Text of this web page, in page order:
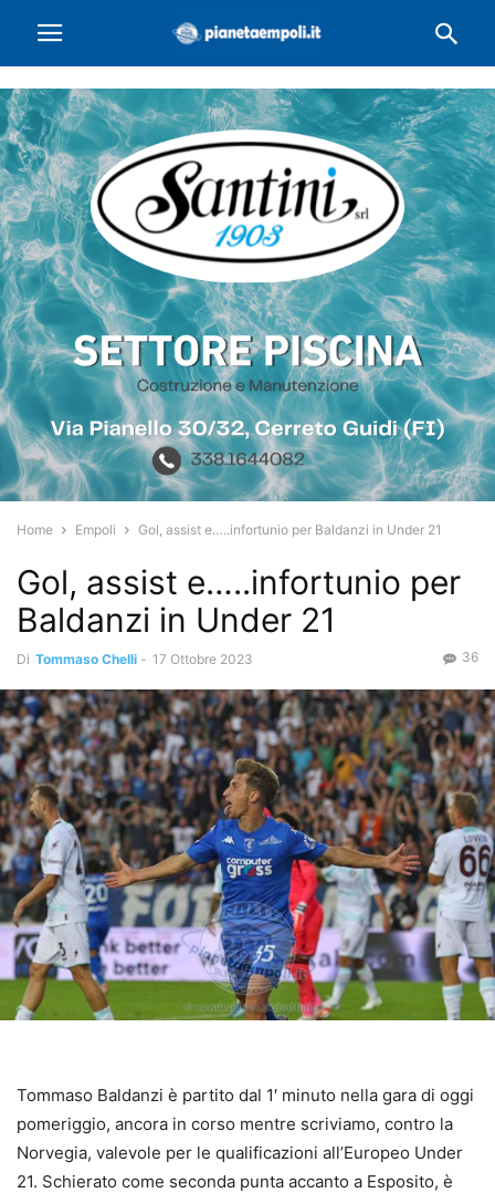
Home Empoli Gol, assist e…..infortunio per Baldanzi in Under 21
Gol, assist e…..infortunio per
Baldanzi in Under 21
Di Tommaso Chelli - 17 Ottobre 2023 36
Tommaso Baldanzi è partito dal 1′ minuto nella gara di oggi
pomeriggio, ancora in corso mentre scriviamo, contro la
Norvegia, valevole per le qualificazioni all’Europeo Under
21. Schierato come seconda punta accanto a Esposito, è